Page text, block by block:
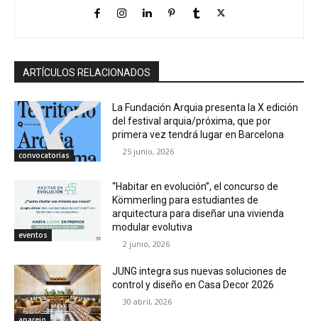
ARTÍCULOS RELACIONADOS
convocatorias
La Fundación Arquia presenta la X edición
del festival arquia/próxima, que por
primera vez tendrá lugar en Barcelona
25 junio, 2026
eventos
“Habitar en evolución”, el concurso de
Kömmerling para estudiantes de
arquitectura para diseñar una vivienda
modular evolutiva
2 junio, 2026
JUNG integra sus nuevas soluciones de
control y diseño en Casa Decor 2026
30 abril, 2026